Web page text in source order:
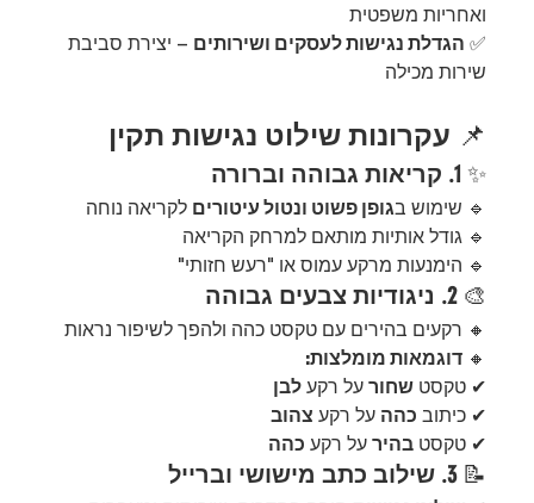
ואחריות משפטית
✅ הגדלת נגישות לעסקים ושירותים – יצירת סביבת
שירות מכילה
📌 עקרונות שילוט נגישות תקין
✨ 1. קריאות גבוהה וברורה
🔹 שימוש בגופן פשוט ונטול עיטורים לקריאה נוחה
🔹 גודל אותיות מותאם למרחק הקריאה
🔹 הימנעות מרקע עמוס או "רעש חזותי"
🎨 2. ניגודיות צבעים גבוהה
🔸 רקעים בהירים עם טקסט כהה ולהפך לשיפור נראות
🔸 דוגמאות מומלצות:
✔ טקסט שחור על רקע לבן
✔ כיתוב כהה על רקע צהוב
✔ טקסט בהיר על רקע כהה
📝 3. שילוב כתב מישושי וברייל